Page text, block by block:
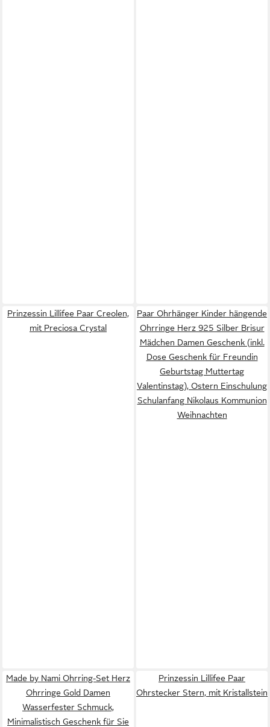
Prinzessin Lillifee Paar Creolen,
mit Preciosa Crystal
Paar Ohrhänger Kinder hängende
Ohrringe Herz 925 Silber Brisur
Mädchen Damen Geschenk (inkl.
Dose Geschenk für Freundin
Geburtstag Muttertag
Valentinstag), Ostern Einschulung
Schulanfang Nikolaus Kommunion
Weihnachten
Made by Nami Ohrring-Set Herz
Ohrringe Gold Damen
Wasserfester Schmuck,
Minimalistisch Geschenk für Sie
Prinzessin Lillifee Paar
Ohrstecker Stern, mit Kristallstein